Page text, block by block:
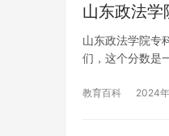
山东政法
山东政法学院专
们，这个分数是
教育百科 2024